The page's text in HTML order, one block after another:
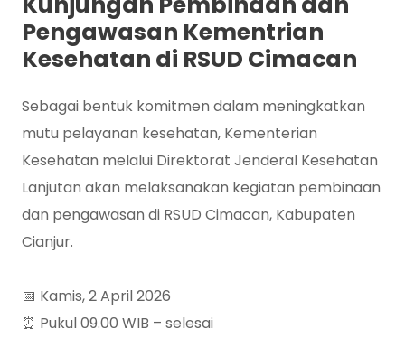
Pengawasan Kementrian
Kesehatan di RSUD Cimacan
Sebagai bentuk komitmen dalam meningkatkan
mutu pelayanan kesehatan, Kementerian
Kesehatan melalui Direktorat Jenderal Kesehatan
Lanjutan akan melaksanakan kegiatan pembinaan
dan pengawasan di RSUD Cimacan, Kabupaten
Cianjur.
📅 Kamis, 2 April 2026
⏰ Pukul 09.00 WIB – selesai